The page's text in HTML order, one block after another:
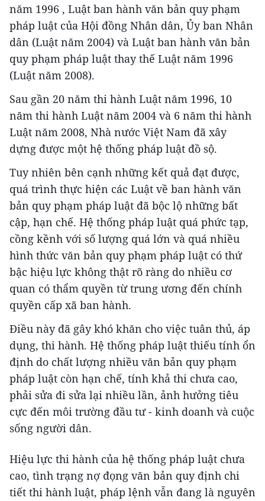
năm 1996 , Luật ban hành văn bản quy phạm
pháp luật của Hội đồng Nhân dân, Ủy ban Nhân
dân (Luật năm 2004) và Luật ban hành văn bản
quy phạm pháp luật thay thế Luật năm 1996
(Luật năm 2008).
Sau gần 20 năm thi hành Luật năm 1996, 10
năm thi hành Luật năm 2004 và 6 năm thi hành
Luật năm 2008, Nhà nước Việt Nam đã xây
dựng được một hệ thống pháp luật đồ sộ.
Tuy nhiên bên cạnh những kết quả đạt được,
quá trình thực hiện các Luật về ban hành văn
bản quy phạm pháp luật đã bộc lộ những bất
cập, hạn chế. Hệ thống pháp luật quá phức tạp,
cồng kềnh với số lượng quá lớn và quá nhiều
hình thức văn bản quy phạm pháp luật có thứ
bậc hiệu lực không thật rõ ràng do nhiều cơ
quan có thẩm quyền từ trung ương đến chính
quyền cấp xã ban hành.
Điều này đã gây khó khăn cho việc tuân thủ, áp
dụng, thi hành. Hệ thống pháp luật thiếu tính ổn
định do chất lượng nhiều văn bản quy phạm
pháp luật còn hạn chế, tính khả thi chưa cao,
phải sửa đi sửa lại nhiều lần, ảnh hưởng tiêu
cực đến môi trường đầu tư - kinh doanh và cuộc
sống người dân.
Hiệu lực thi hành của hệ thống pháp luật chưa
cao, tình trạng nợ đọng văn bản quy định chi
tiết thi hành luật, pháp lệnh vẫn đang là nguyên